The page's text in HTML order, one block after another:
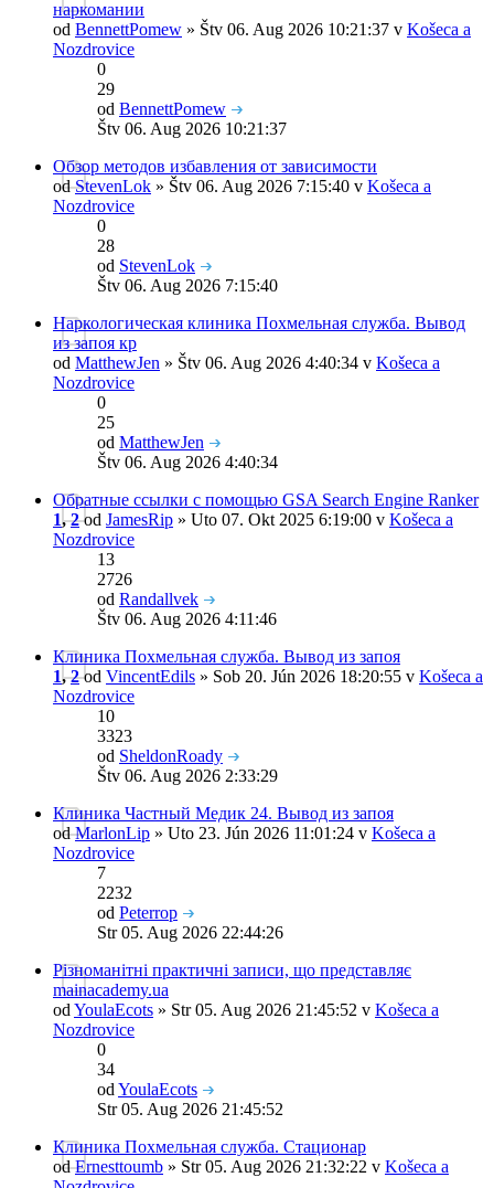
наркомании
od BennettPomew » Štv 06. Aug 2026 10:21:37 v Košeca a
Nozdrovice
0
29
od BennettPomew
Štv 06. Aug 2026 10:21:37
Обзор методов избавления от зависимости
odStevenLok » Štv 06. Aug 2026 7:15:40 v Košeca a
Nozdrovice
0
28
od StevenLok
Štv 06. Aug 2026 7:15:40
Наркологическая клиника Похмельная служба. Вывод
из запоя кр
od MatthewJen » Štv 06. Aug 2026 4:40:34 v Košeca a
Nozdrovice
0
25
od MatthewJen
Štv 06. Aug 2026 4:40:34
Обратные ссылки с помощью GSA Search Engine Ranker
1,2od JamesRip » Uto 07. Okt 2025 6:19:00 v Košeca a
Nozdrovice
13
2726
od Randallvek
Štv 06. Aug 2026 4:11:46
Клиника Похмельная служба. Вывод из запоя
1,2od VincentEdils » Sob 20. Jún 2026 18:20:55 v Košeca a
Nozdrovice
10
3323
od SheldonRoady
Štv 06. Aug 2026 2:33:29
Клиника Частный Медик 24. Вывод из запоя
odMarlonLip » Uto 23. Jún 2026 11:01:24 v Košeca a
Nozdrovice
7
2232
od Peterrop
Str 05. Aug 2026 22:44:26
Різноманітні практичні записи, що представляє
mainacademy.ua
od YoulaEcots » Str 05. Aug 2026 21:45:52 v Košeca a
Nozdrovice
0
34
od YoulaEcots
Str 05. Aug 2026 21:45:52
Клиника Похмельная служба. Стационар
odErnesttoumb » Str 05. Aug 2026 21:32:22 v Košeca a